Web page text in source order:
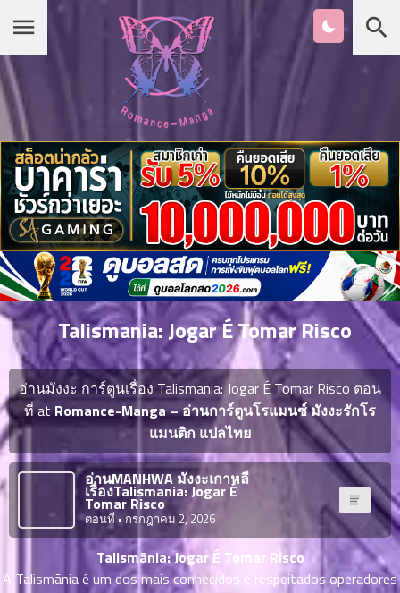
หมวดมังงะ
รายชื่อมังงะ Romance
เกาหลี
จีน
ญี่ปุ่น
จบแล้ว
มังงะ NTR
Talismania: Jogar É Tomar Risco
อ่านมังงะ การ์ตูนเรื่อง Talismania: Jogar É Tomar Risco ตอน
ที่ atRomance-Manga – อ่านการ์ตูนโรแมนซ์ มังงะรักโร
แมนติก แปลไทย
อ่านMANHWA มังงะเกาหลี
เรื่องTalismania: Jogar É
Tomar Risco
ตอนที่ • กรกฎาคม 2, 2026
Talismãnia: Jogar É Tomar Risco
A Talismãnia é um dos mais conhecidos e respeitados operadores
Chapter
List
1
ตอน
ที่
น
2
ตอน
ที่
น
3
ตอน
ที่
ม
4
ตอน
ที่
5
ตอน
ที่
น
6
น
ตอน